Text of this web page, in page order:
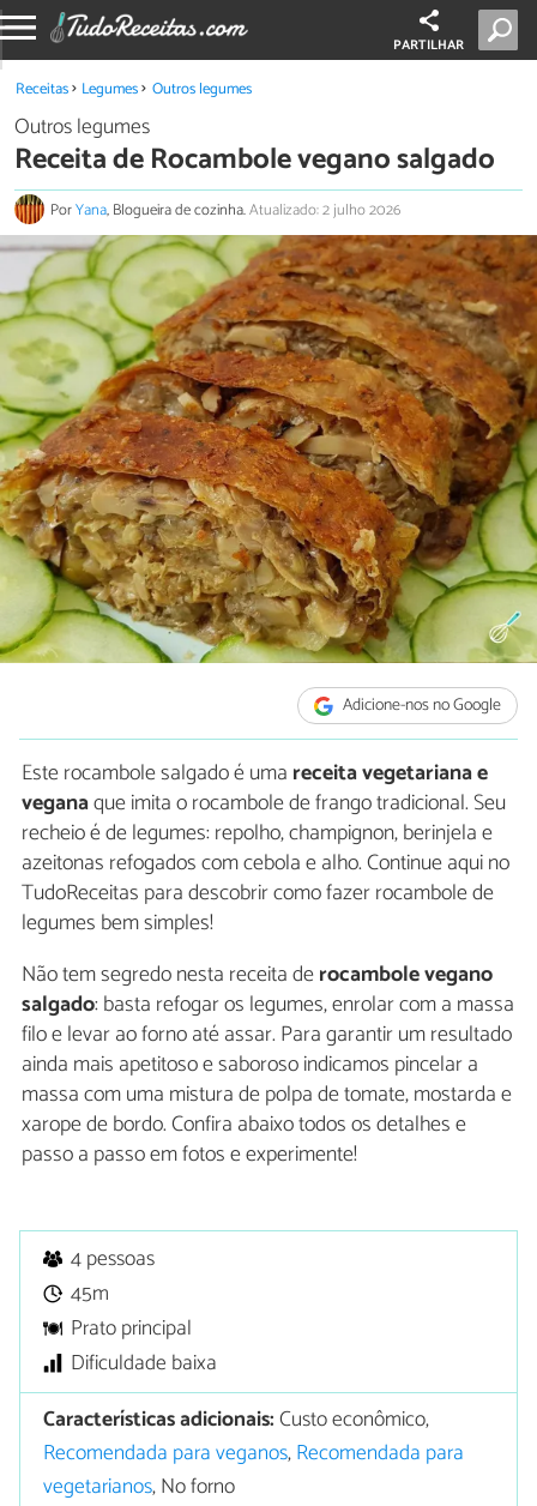
PARTILHAR
Receitas Legumes Outros legumes
Outros legumes
Receita de Rocambole vegano salgado
PorYana, Blogueira de cozinha.Atualizado: 2 julho 2026
Adicione-nos no Google
Este rocambole salgado é uma receita vegetariana e
veganaque imita o rocambole de frango tradicional. Seu
recheio é de legumes: repolho, champignon, berinjela e
azeitonas refogados com cebola e alho. Continue aqui no
TudoReceitas para descobrir como fazer rocambole de
legumes bem simples!
Não tem segredo nesta receita derocambole vegano
salgado: basta refogar os legumes, enrolar com a massa
filo e levar ao forno até assar. Para garantir um resultado
ainda mais apetitoso e saboroso indicamos pincelar a
massa com uma mistura de polpa de tomate, mostarda e
xarope de bordo. Confira abaixo todos os detalhes e
passo a passo em fotos e experimente!
4 pessoas
45m
Prato principal
Dificuldade baixa
Características adicionais:Custo econômico,
Recomendada para veganos,Recomendada para
vegetarianos, No forno